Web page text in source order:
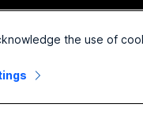
podmínky
Prohlášení o
the use of